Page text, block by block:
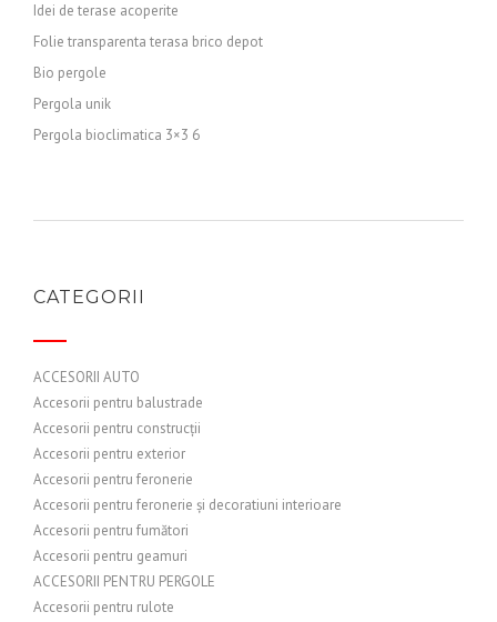
Idei de terase acoperite
Folie transparenta terasa brico depot
Bio pergole
Pergola unik
Pergola bioclimatica 3×3 6
CATEGORII
ACCESORII AUTO
Accesorii pentru balustrade
Accesorii pentru construcții
Accesorii pentru exterior
Accesorii pentru feronerie
Accesorii pentru feronerie și decoratiuni interioare
Accesorii pentru fumători
Accesorii pentru geamuri
ACCESORII PENTRU PERGOLE
Accesorii pentru rulote